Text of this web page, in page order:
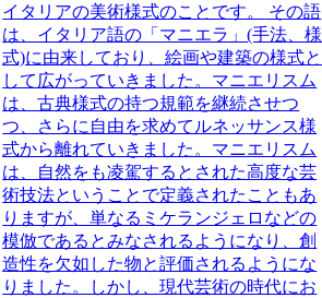
イタリアの美術様式のことです。
その語
は、イタリア語の「マニエラ」(手法、様
式)に由来しており、絵画や建築の様式と
して広がっていきました。マニエリスム
は、古典様式の持つ規範を継続させつ
つ、さらに自由を求めてルネッサンス様
式から離れていきました。マニエリスム
は、自然をも凌駕するとされた高度な芸
術技法ということで定義されたこともあ
りますが、単なるミケランジェロなどの
模倣であるとみなされるようになり、創
造性を欠如した物と評価されるようにな
りました。しかし、現代芸術の時代にお